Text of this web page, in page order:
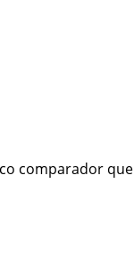
comparador que